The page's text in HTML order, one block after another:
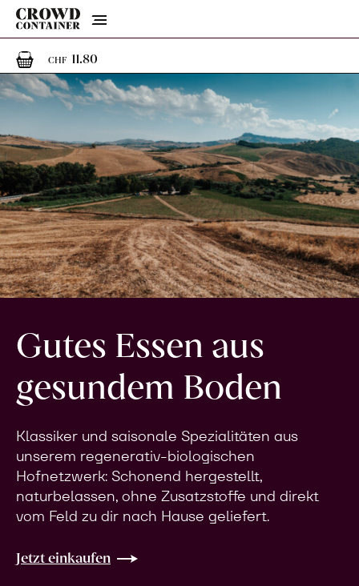
Menu
CHF 11.801 Artikel im Warenkorb
Gutes Essen aus
gesundem Boden
Klassiker und saisonale Spezialitäten aus
unserem regenerativ-biologischen
Hofnetzwerk: Schonend hergestellt,
naturbelassen, ohne Zusatzstoffe und direkt
vom Feld zu dir nach Hause geliefert.
Jetzt einkaufen